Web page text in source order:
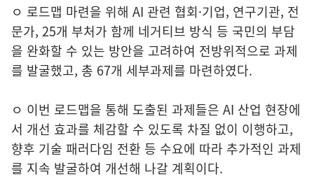
ㅇ 로드맵 마련을 위해 AI 관련 협회·기업, 연구기관, 전
문가, 25개 부처가 함께 네거티브 방식 등 국민의 부담
을 완화할 수 있는 방안을 고려하여 전방위적으로 과제
를 발굴했고, 총 67개 세부과제를 마련하였다.
ㅇ 이번 로드맵을 통해 도출된 과제들은 AI 산업 현장에
서 개선 효과를 체감할 수 있도록 차질 없이 이행하고,
향후 기술 패러다임 전환 등 수요에 따라 추가적인 과제
를 지속 발굴하여 개선해 나갈 계획이다.